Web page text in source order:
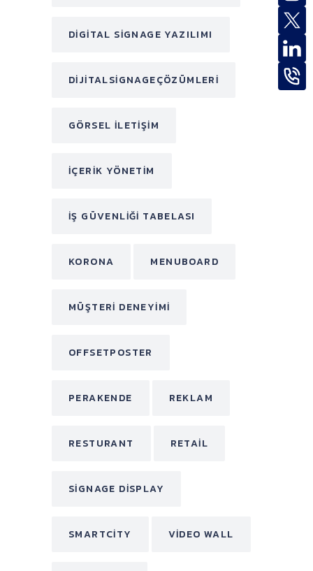
DIGITAL SIGNAGE YAZILIMI
DIJITALSIGNAGEÇÖZÜMLERI
GÖRSEL ILETIŞIM
IÇERIK YÖNETIM
IŞ GÜVENLIĞI TABELASI
KORONA MENUBOARD
MÜŞTERI DENEYIMI
OFFSETPOSTER
PERAKENDE REKLAM
RESTURANT RETAIL
SIGNAGE DISPLAY
SMARTCITY VIDEO WALL